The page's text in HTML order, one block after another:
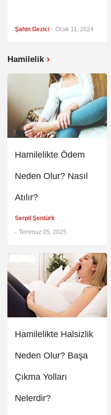
Şahin Gezici - Ocak 11, 2024
Hamilelik
Hamilelikte Ödem
Neden Olur? Nasıl
Atılır?
Serpil Şentürk
- Temmuz 05, 2025
Hamilelikte Halsizlik
Neden Olur? Başa
Çıkma Yolları
Nelerdir?